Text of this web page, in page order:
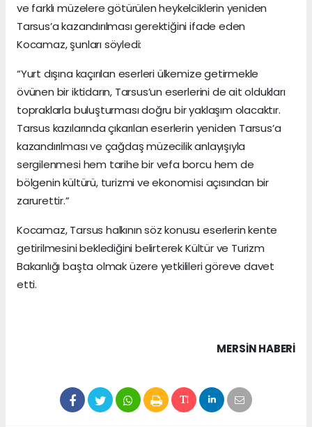
ve farklı müzelere götürülen heykelciklerin yeniden
Tarsus’a kazandırılması gerektiğini ifade eden
Kocamaz, şunları söyledi:
“Yurt dışına kaçırılan eserleri ülkemize getirmekle
övünen bir iktidarın, Tarsus’un eserlerini de ait oldukları
topraklarla buluşturması doğru bir yaklaşım olacaktır.
Tarsus kazılarında çıkarılan eserlerin yeniden Tarsus’a
kazandırılması ve çağdaş müzecilik anlayışıyla
sergilenmesi hem tarihe bir vefa borcu hem de
bölgenin kültürü, turizmi ve ekonomisi açısından bir
zarurettir.”
Kocamaz, Tarsus halkının söz konusu eserlerin kente
getirilmesini beklediğini belirterek Kültür ve Turizm
Bakanlığı başta olmak üzere yetkilileri göreve davet
etti.
MERSIN HABERİ